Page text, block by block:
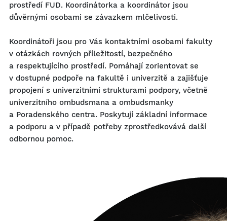
prostředí FUD. Koordinátorka a koordinátor jsou
důvěrnými osobami se závazkem mlčelivosti.
Koordinátoři jsou pro Vás kontaktními osobami fakulty
v otázkách rovných příležitostí, bezpečného
a respektujícího prostředí. Pomáhají zorientovat se
v dostupné podpoře na fakultě i univerzitě a zajišťuje
propojení s univerzitními strukturami podpory, včetně
univerzitního ombudsmana a ombudsmanky
a Poradenského centra. Poskytují základní informace
a podporu a v případě potřeby zprostředkovává další
odbornou pomoc.